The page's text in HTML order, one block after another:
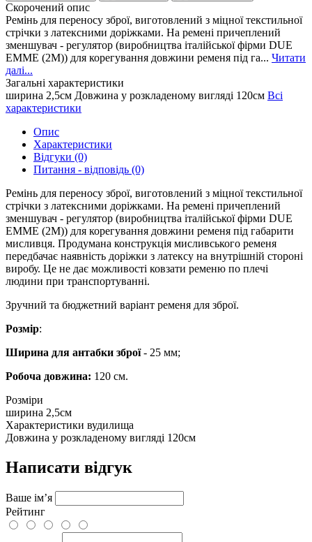
Скорочений опис
Ремінь для переносу зброї, виготовлений з міцної текстильної
стрічки з латексними доріжками. На ремені причеплений
зменшувач - регулятор (виробництва італійської фірми DUE
EMME (2M)) для корегування довжини ременя під га... Читати
далі...
Загальні характеристики
ширина 2,5см Довжина у розкладеному вигляді 120см Всі
характеристики
Опис
Характеристики
Відгуки (0)
Питання - відповідь (0)
Ремінь для переносу зброї, виготовлений з міцної текстильної
стрічки з латексними доріжками. На ремені причеплений
зменшувач - регулятор (виробництва італійської фірми DUE
EMME (2M)) для корегування довжини ременя під габарити
мисливця. Продумана конструкція мисливського ременя
передбачає наявність доріжки з латексу на внутрішній стороні
виробу. Це не дає можливості ковзати ременю по плечі
людини при транспортуванні.
Зручний та бюджетний варіант ременя для зброї.
Розмір:
Ширина для антабки зброї- 25 мм;
Робоча довжина: 120 см.
Розміри
ширина 2,5см
Характеристики вудилища
Довжина у розкладеному вигляді 120см
Написати відгук
Ваше ім’я
Рейтинг